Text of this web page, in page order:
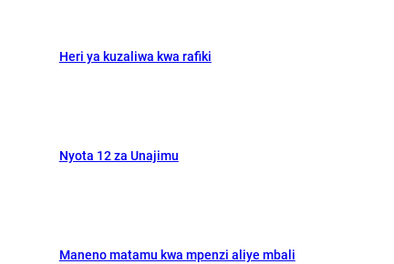
Heri ya kuzaliwa kwa rafiki
Nyota 12 za Unajimu
Maneno matamu kwa mpenzi aliye mbali